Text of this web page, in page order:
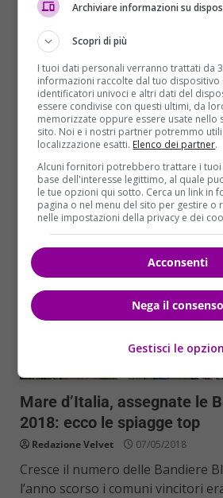
Domenica da incubo: fulmini
Tre feriti fra Calabria e
Redazione Velvet 20/08/2018
Una giornata terribile, quella di
per tre bagnanti, rimasti feriti in
tempeste...
Read More
Mare d’Italia, assegnate le
2018: ecco le spiagge top
Redazione Velvet 07/05/2018
Cresce il numero delle Bandiere
l’anno scorso i comuni vincitori
Archiviare informazioni su
Scopri di più
I tuoi dati personali verranno trattati da
informazioni raccolte dal tuo dispositivo
identificatori univoci e altri dati del
essere condivise con questi ultimi, da
memorizzate oppure essere usate nello
sito. Noi e i nostri partner potremmo
localizzazione esatti. Elenco dei partner.
Alcuni fornitori potrebbero trattare i
base dell'interesse legittimo, al quale
le tue opzioni qui sotto. Cerca un link in
pagina o nel menu del sito per gestire o
nelle impostazioni della privacy e dei
Acconsenti
Nega il consenso
Gestisci le